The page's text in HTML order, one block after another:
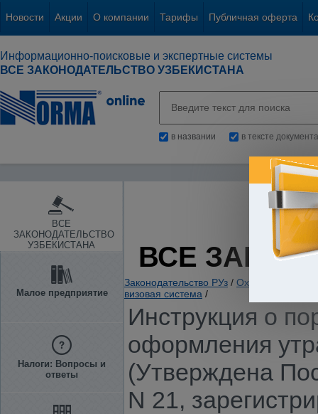
Новости Акции О компании Тарифы Публичная оферта
Информационно-поисковые и экспертные системы
ВСЕ ЗАКОНОДАТЕЛЬСТВО УЗБЕКИСТАНА
в названии в тексте документа
ВСЕ
ЗАКОНОДАТЕЛЬСТВО
УЗБЕКИСТАНА
Малое предприятие
Налоги: Вопросы и
ответы
ВСЕ
Законодательство РУз / Охрана
визовая система /
Инструкция о
оформления
(Утверждена
N 21,